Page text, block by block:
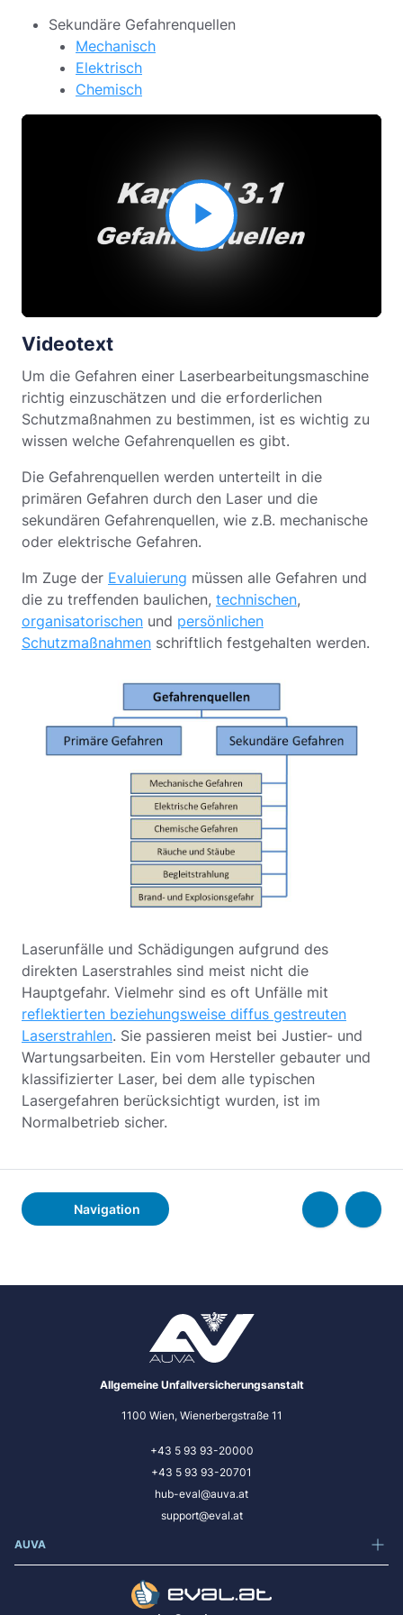
Sekundäre Gefahrenquellen
Mechanisch
Elektrisch
Chemisch
Video
abspielen
Videotext
Um die Gefahren einer Laserbearbeitungsmaschine
richtig einzuschätzen und die erforderlichen
Schutzmaßnahmen zu bestimmen, ist es wichtig zu
wissen welche Gefahrenquellen es gibt.
Die Gefahrenquellen werden unterteilt in die
primären Gefahren durch den Laser und die
sekundären Gefahrenquellen, wie z.B. mechanische
oder elektrische Gefahren.
Im Zuge der Evaluierung müssen alle Gefahren und
die zu treffenden baulichen, technischen,
organisatorischen und persönlichen
Schutzmaßnahmen schriftlich festgehalten werden.
Laserunfälle und Schädigungen aufgrund des
direkten Laserstrahles sind meist nicht die
Hauptgefahr. Vielmehr sind es oft Unfälle mit
reflektierten beziehungsweise diffus gestreuten
Laserstrahlen. Sie passieren meist bei Justier- und
Wartungsarbeiten. Ein vom Hersteller gebauter und
klassifizierter Laser, bei dem alle typischen
Lasergefahren berücksichtigt wurden, ist im
Normalbetrieb sicher.
Navigation
Allgemeine Unfallversicherungsanstalt
1100 Wien, Wienerbergstraße 11
+43 5 93 93-20000
+43 5 93 93-20701
hub-eval@auva.at
support@eval.at
AUVA